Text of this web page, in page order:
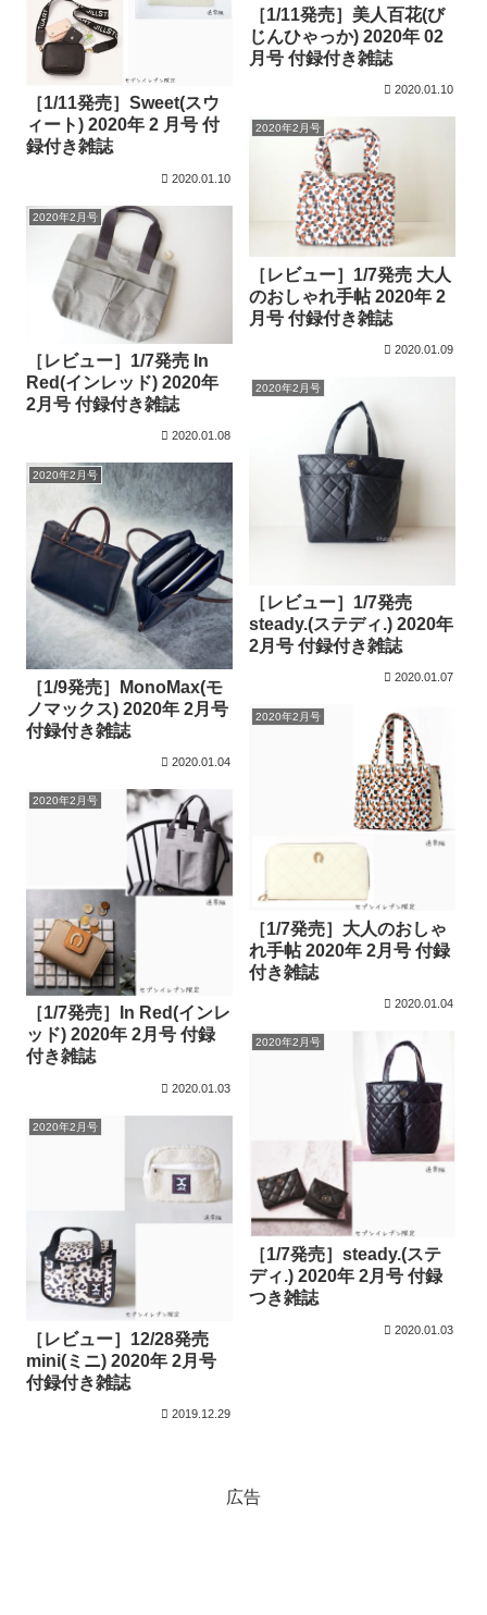
［1/11発売］美人百花(び
じんひゃっか) 2020年 02
月号 付録付き雑誌
2020.01.10
［1/11発売］Sweet(スウ
ィート) 2020年 2 月号 付
録付き雑誌
2020.01.10
2020年2月号
［レビュー］1/7発売 大人
のおしゃれ手帖 2020年 2
月号 付録付き雑誌
2020.01.09
2020年2月号
［レビュー］1/7発売 In
Red(インレッド) 2020年
2月号 付録付き雑誌
2020.01.08
2020年2月号
［レビュー］1/7発売
steady.(ステディ.) 2020年
2月号 付録付き雑誌
2020.01.07
2020年2月号
［1/9発売］MonoMax(モ
ノマックス) 2020年 2月号
付録付き雑誌
2020.01.04
2020年2月号
［1/7発売］大人のおしゃ
れ手帖 2020年 2月号 付録
付き雑誌
2020.01.04
2020年2月号
［1/7発売］In Red(インレ
ッド) 2020年 2月号 付録
付き雑誌
2020.01.03
2020年2月号
［1/7発売］steady.(ステ
ディ.) 2020年 2月号 付録
つき雑誌
2020.01.03
2020年2月号
［レビュー］12/28発売
mini(ミニ) 2020年 2月号
付録付き雑誌
2019.12.29
広告